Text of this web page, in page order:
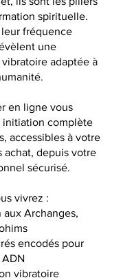
spirituelle.
fréquence
une
adaptée à
en ligne vous
initiation complète
accessibles à votre
achat, depuis votre
sécurisé.
vivrez :
Archanges,
encodés pour
vibratoire